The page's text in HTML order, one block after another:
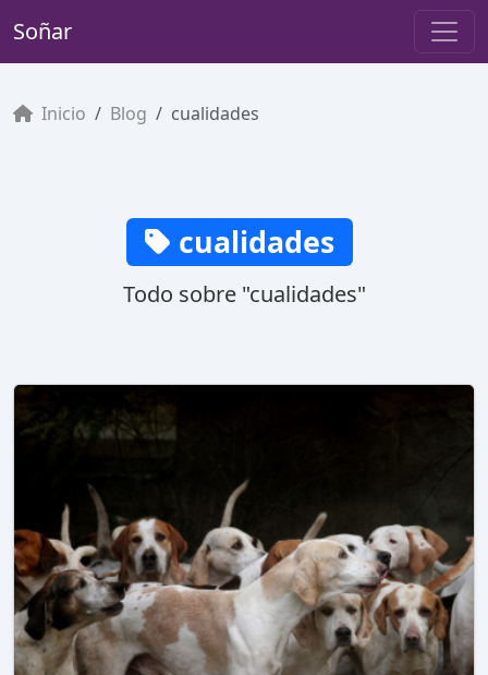
Soñar
Inicio Blog cualidades
cualidades
Todo sobre "cualidades"